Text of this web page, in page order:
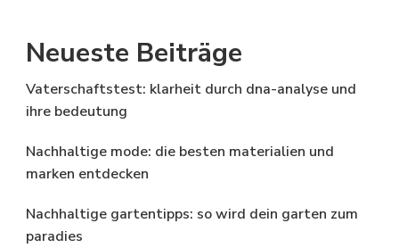
Neueste Beiträge
Vaterschaftstest: klarheit durch dna-analyse und
ihre bedeutung
Nachhaltige mode: die besten materialien und
marken entdecken
Nachhaltige gartentipps: so wird dein garten zum
paradies